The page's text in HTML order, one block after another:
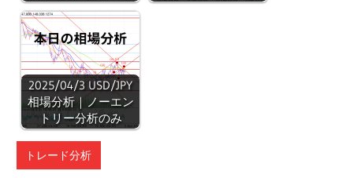
2025/04/3 USD/JPY
相場分析｜ノーエン
トリー分析のみ
トレード分析